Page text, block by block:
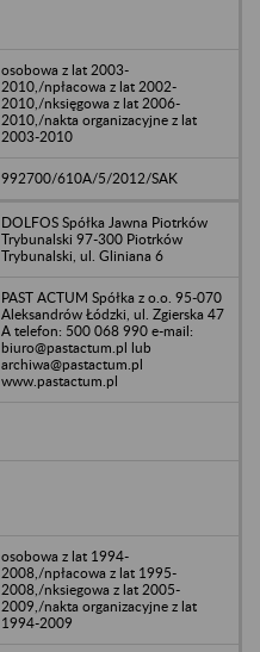
osobowa z lat 2003-
2010,/npłacowa z lat 2002-
2010,/nksięgowa z lat 2006-
2010,/nakta organizacyjne z lat
2003-2010
992700/610A/5/2012/SAK
DOLFOS Spółka Jawna Piotrków
Trybunalski 97-300 Piotrków
Trybunalski, ul. Gliniana 6
PAST ACTUM Spółka z o.o. 95-070
Aleksandrów Łódzki, ul. Zgierska 47
A telefon: 500 068 990 e-mail:
biuro@pastactum.pl lub
archiwa@pastactum.pl
www.pastactum.pl
osobowa z lat 1994-
2008,/npłacowa z lat 1995-
2008,/nksiegowa z lat 2005-
2009,/nakta organizacyjne z lat
1994-2009